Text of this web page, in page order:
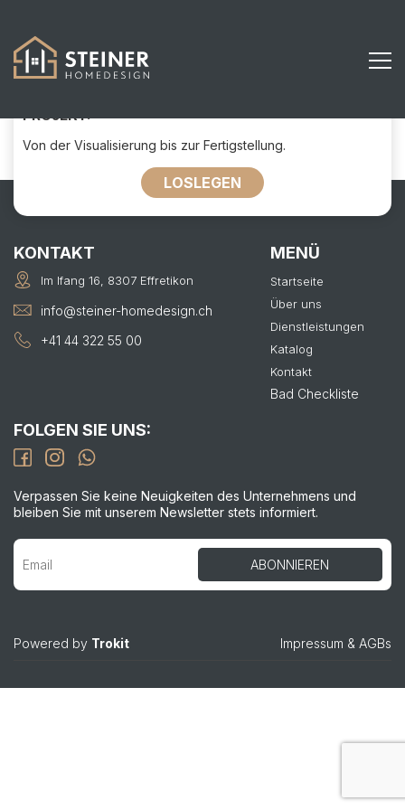
PROJEKT:
Von der Visualisierung bis zur Fertigstellung.
LOSLEGEN
KONTAKT
Im Ifang 16, 8307 Effretikon
info@steiner-homedesign.ch
+41 44 322 55 00
MENÜ
Startseite
Über uns
Dienstleistungen
Katalog
Kontakt
Bad Checkliste
FOLGEN SIE UNS:
Verpassen Sie keine Neuigkeiten des Unternehmens und
bleiben Sie mit unserem Newsletter stets informiert.
Powered by Trokit Impressum & AGBs